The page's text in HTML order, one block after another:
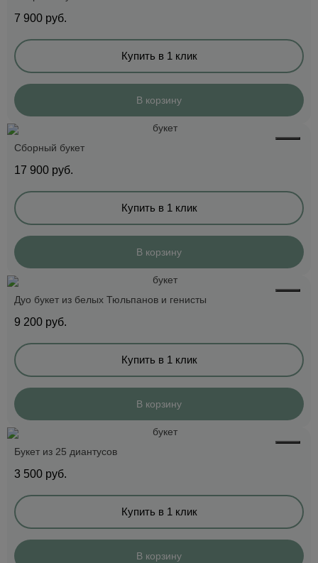
7 900 руб.
Купить в 1 клик
В корзину
Сборный букет
17 900 руб.
Купить в 1 клик
В корзину
Дуо букет из белых Тюльпанов и генисты
9 200 руб.
Купить в 1 клик
В корзину
Букет из 25 диантусов
3 500 руб.
Купить в 1 клик
В корзину